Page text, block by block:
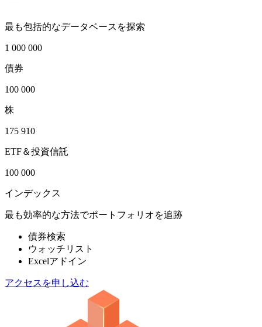
最も包括的なデータベースを探索
1 000 000
債券
100 000
株
175 910
ETF＆投資信託
100 000
インデックス
最も効率的な方法でポートフォリオを追跡
債券検索
ウォッチリスト
Excelアドイン
アクセスを申し込む